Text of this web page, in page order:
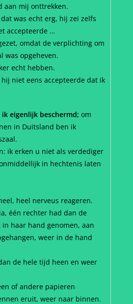
aan mij onttrekken.
was echt erg, hij zei zelfs
accepteerde …
omdat de verplichting om
was opgeheven.
echt hebben.
niet eens accepteerde dat ik
eigenlijk beschermd; om
in Duitsland ben ik
ik erken u niet als verdediger
in hechtenis laten
heel nerveus reageren.
één rechter had dan de
haar hand genomen, aan
weer in de hand
de hele tijd heen en weer
of andere papieren
eruit, weer naar binnen.